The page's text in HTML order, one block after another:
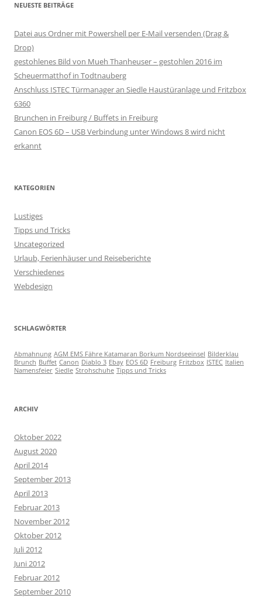
NEUESTE BEITRÄGE
Datei aus Ordner mit Powershell per E-Mail versenden (Drag &
Drop)
gestohlenes Bild von Mueh Thanheuser – gestohlen 2016 im
Scheuermatthof in Todtnauberg
Anschluss ISTEC Türmanager an Siedle Haustüranlage und Fritzbox
6360
Brunchen in Freiburg / Buffets in Freiburg
Canon EOS 6D – USB Verbindung unter Windows 8 wird nicht
erkannt
KATEGORIEN
Lustiges
Tipps und Tricks
Uncategorized
Urlaub, Ferienhäuser und Reiseberichte
Verschiedenes
Webdesign
SCHLAGWÖRTER
Abmahnung AGM EMS Fähre Katamaran Borkum Nordseeinsel Bilderklau
Brunch Buffet Canon Diablo 3 Ebay EOS 6D Freiburg Fritzbox ISTEC Italien
Namensfeier Siedle Strohschuhe Tipps und Tricks
ARCHIV
Oktober 2022
August 2020
April 2014
September 2013
April 2013
Februar 2013
November 2012
Oktober 2012
Juli 2012
Juni 2012
Februar 2012
September 2010